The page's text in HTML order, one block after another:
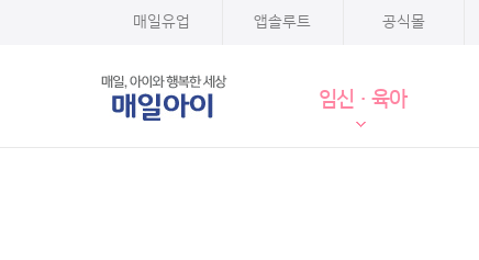
매일유업 앱솔루트 공식몰
임신·육아